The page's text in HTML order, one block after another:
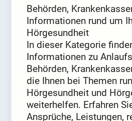
Behörden,
Informationen rund um
Hörgesundheit
In dieser Kategorie
Informationen zu
Behörden,
die Ihnen bei Themen
Hörgesundheit und
weiterhelfen. Erfahren
Ansprüche, Leistungen,